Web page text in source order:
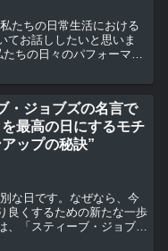
たちの日常生活における
てお話ししたいと思いま
ちの日々のパフォーマン
・ジョブズの名言で
最高の日にするモチ
ップの秘訣”
な日です。なぜなら、今
良くするための新たな一歩
「スティーブ・ジョブズ